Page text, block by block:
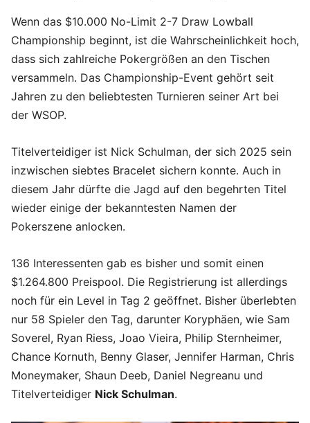
Wenn das $10.000 No-Limit 2-7 Draw Lowball
Championship beginnt, ist die Wahrscheinlichkeit hoch,
dass sich zahlreiche Pokergrößen an den Tischen
versammeln. Das Championship-Event gehört seit
Jahren zu den beliebtesten Turnieren seiner Art bei
der WSOP.
Titelverteidiger ist Nick Schulman, der sich 2025 sein
inzwischen siebtes Bracelet sichern konnte. Auch in
diesem Jahr dürfte die Jagd auf den begehrten Titel
wieder einige der bekanntesten Namen der
Pokerszene anlocken.
136 Interessenten gab es bisher und somit einen
$1.264.800 Preispool. Die Registrierung ist allerdings
noch für ein Level in Tag 2 geöffnet. Bisher überlebten
nur 58 Spieler den Tag, darunter Koryphäen, wie Sam
Soverel, Ryan Riess, Joao Vieira, Philip Sternheimer,
Chance Kornuth, Benny Glaser, Jennifer Harman, Chris
Moneymaker, Shaun Deeb, Daniel Negreanu und
Titelverteidiger Nick Schulman.